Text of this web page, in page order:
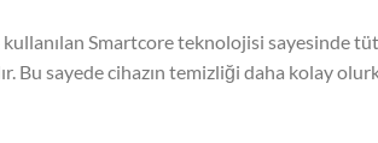
Smartcore teknolojisi sayesinde
Bu sayede cihazın temizliği daha kolay